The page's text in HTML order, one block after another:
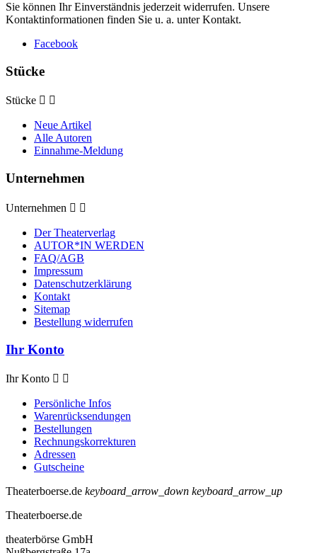
Sie können Ihr Einverständnis jederzeit widerrufen. Unsere
Kontaktinformationen finden Sie u. a. unter Kontakt.
Facebook
Stücke
Stücke  
Neue Artikel
Alle Autoren
Einnahme-Meldung
Unternehmen
Unternehmen  
Der Theaterverlag
AUTOR*IN WERDEN
FAQ/AGB
Impressum
Datenschutzerklärung
Kontakt
Sitemap
Bestellung widerrufen
Ihr Konto
Ihr Konto  
Persönliche Infos
Warenrücksendungen
Bestellungen
Rechnungskorrekturen
Adressen
Gutscheine
Theaterboerse.de keyboard_arrow_down keyboard_arrow_up
Theaterboerse.de
theaterbörse GmbH